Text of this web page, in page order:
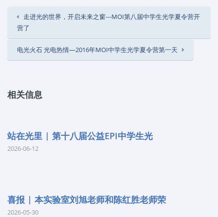
走进光的世界，开启未来之窗---MOI第八届中学生光学夏令营开
营了
电光火石 光电热情—2016年MOI中学生光学夏令营第一天
相关信息
站在光里 | 第十八届公益EPI中学生光
2026-06-12
喜报 | 本实验室刘旭老师和陈红胜老师荣
2026-05-30